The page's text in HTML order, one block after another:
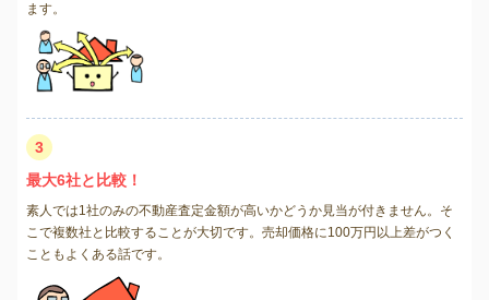
ます。
3
最大6社と比較！
素人では1社のみの不動産査定金額が高いかどうか見当が付きません。そ
こで複数社と比較することが大切です。売却価格に100万円以上差がつく
こともよくある話です。